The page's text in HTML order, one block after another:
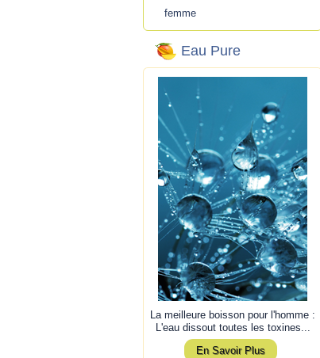
femme
Eau Pure
La meilleure boisson pour l'homme :
L'eau dissout toutes les toxines...
En Savoir Plus